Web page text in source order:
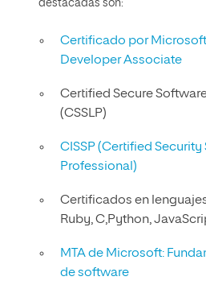
destacadas son:
Certificado por
Developer Associate
Certified Secure
(CSSLP)
CISSP (Certified
Professional)
Certificados en
Ruby, C,Python,
MTA de Microsoft:
de software